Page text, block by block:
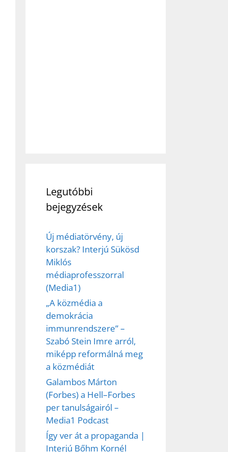
Legutóbbi
bejegyzések
Új médiatörvény, új
korszak? Interjú Sükösd
Miklós
médiaprofesszorral
(Media1)
„A közmédia a
demokrácia
immunrendszere” –
Szabó Stein Imre arról,
miképp reformálná meg
a közmédiát
Galambos Márton
(Forbes) a Hell–Forbes
per tanulságairól –
Media1 Podcast
Így ver át a propaganda |
Interjú Bőhm Kornél